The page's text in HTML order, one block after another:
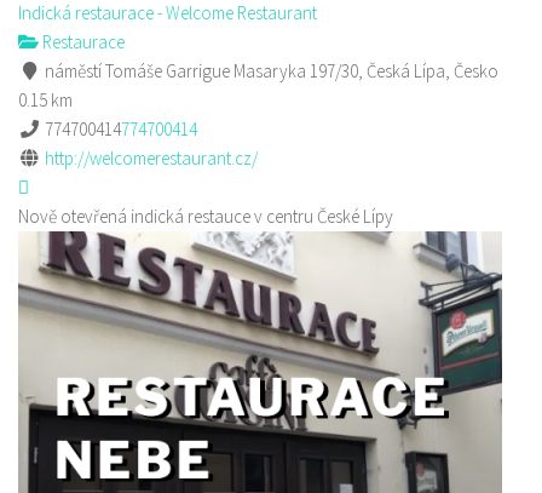
Indická restaurace - Welcome Restaurant
Restaurace
náměstí Tomáše Garrigue Masaryka 197/30, Česká Lípa, Česko
0.15 km
774700414774700414
http://welcomerestaurant.cz/
Nově otevřená indická restauce v centru České Lípy